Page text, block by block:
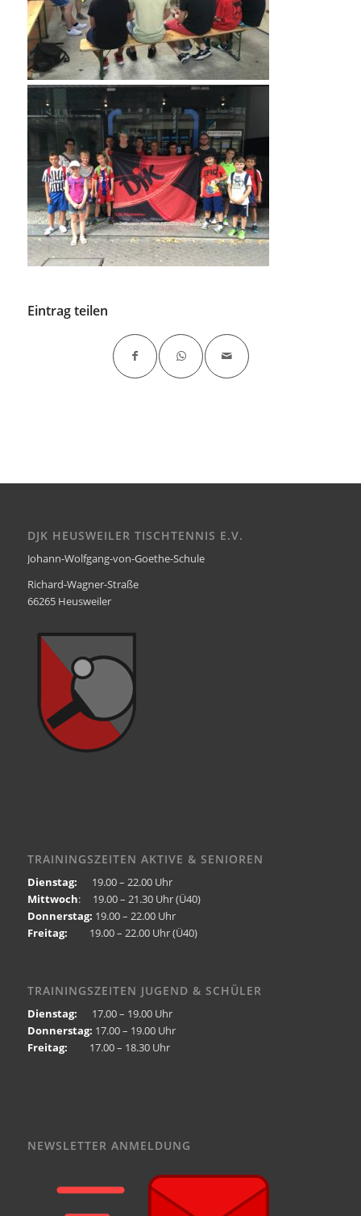
Eintrag teilen
DJK HEUSWEILER TISCHTENNIS E.V.
Johann-Wolfgang-von-Goethe-Schule
Richard-Wagner-Straße
66265 Heusweiler
TRAININGSZEITEN AKTIVE & SENIOREN
Dienstag: 19.00 – 22.00 Uhr
Mittwoch: 19.00 – 21.30 Uhr (Ü40)
Donnerstag: 19.00 – 22.00 Uhr
Freitag: 19.00 – 22.00 Uhr (Ü40)
TRAININGSZEITEN JUGEND & SCHÜLER
Dienstag: 17.00 – 19.00 Uhr
Donnerstag: 17.00 – 19.00 Uhr
Freitag: 17.00 – 18.30 Uhr
NEWSLETTER ANMELDUNG